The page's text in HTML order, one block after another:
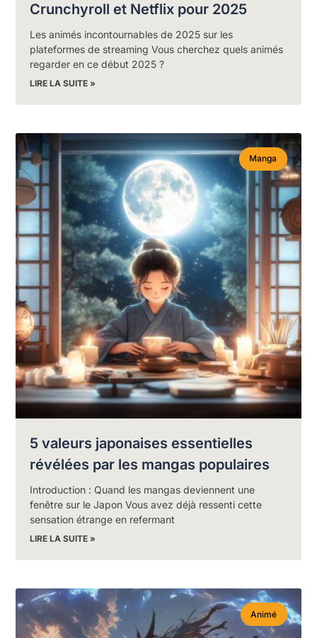
Crunchyroll et Netflix pour 2025
Les animés incontournables de 2025 sur les
plateformes de streaming Vous cherchez quels animés
regarder en ce début 2025 ?
LIRE LA SUITE »
Manga
5 valeurs japonaises essentielles
révélées par les mangas populaires
Introduction : Quand les mangas deviennent une
fenêtre sur le Japon Vous avez déjà ressenti cette
sensation étrange en refermant
LIRE LA SUITE »
Animé